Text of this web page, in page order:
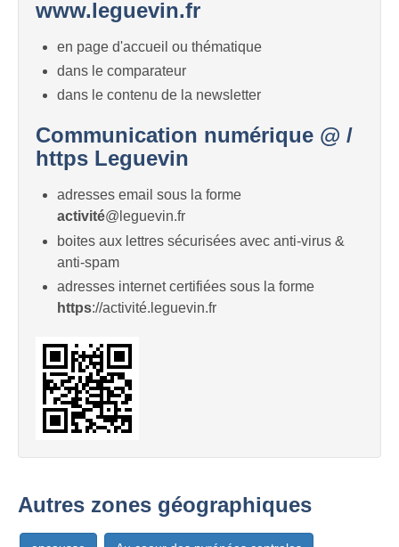
www.leguevin.fr
en page d'accueil ou thématique
dans le comparateur
dans le contenu de la newsletter
Communication numérique @ /
https Leguevin
adresses email sous la forme
activité@leguevin.fr
boites aux lettres sécurisées avec anti-virus &
anti-spam
adresses internet certifiées sous la forme
https://activité.leguevin.fr
Autres zones géographiques